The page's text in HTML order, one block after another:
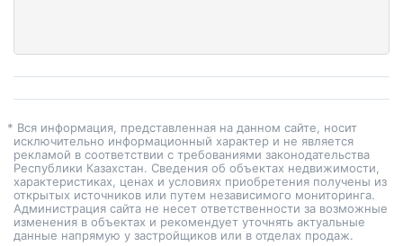
* Вся информация, представленная на данном сайте, носит
исключительно информационный характер и не является
рекламой в соответствии с требованиями законодательства
Республики Казахстан. Сведения об объектах недвижимости,
характеристиках, ценах и условиях приобретения получены из
открытых источников или путем независимого мониторинга.
Администрация сайта не несет ответственности за возможные
изменения в объектах и рекомендует уточнять актуальные
данные напрямую у застройщиков или в отделах продаж.